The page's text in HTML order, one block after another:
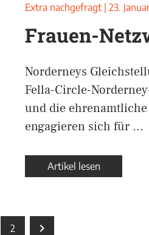
Extra nachgefragt 23.
Frauen-
Norderneys
Fella-Circle-
und die
engagieren sich für …
Artikel lesen
2